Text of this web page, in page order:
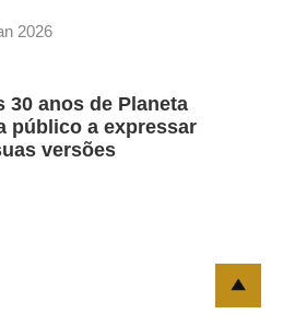
2026
30 anos de Planeta
público a expressar
versões